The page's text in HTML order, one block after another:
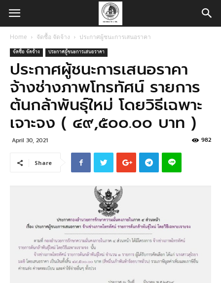
Home จัดซื้อ จัดจ้าง ประกาศผู้ชนะการเสนอราคา
จัดซื้อ จัดจ้าง ประกาศผู้ชนะการเสนอราคา
ประกาศผู้ชนะการเสนอราคา
จ้างช่างภาพโทรทัศน์ รายการ
ต้นกล้าพันธุ์ใหม่ โดยวิธีเฉพาะ
เจาะจง ( ๔๙,๕๐๐.๐๐ บาท )
April 30, 2021 982
Share